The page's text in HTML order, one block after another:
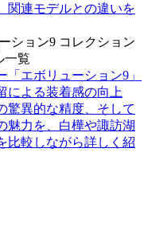
関連モデルとの違いを
「エボリューション9」
による装着感の向上
驚異的な精度、そして
魅力を、白樺や諏訪湖
比較しながら詳しく紹